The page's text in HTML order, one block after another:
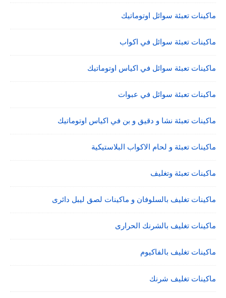
ماكينات تعبئة سوائل اوتوماتيك
ماكينات تعبئة سوائل في اكواب
ماكينات تعبئة سوائل في اكياس اوتوماتيك
ماكينات تعبئة سوائل في عبوات
ماكينات تعبئة نشا و دقيق و بن في اكياس اوتوماتيك
ماكينات تعبئة و لحام الاكواب البلاستيكية
ماكينات تعبئة وتغليف
ماكينات تغليف بالسلوفان و ماكينات لصق ليبل دائرى
ماكينات تغليف بالشرنك الحرارى
ماكينات تغليف بالفاكيوم
ماكينات تغليف شرنك